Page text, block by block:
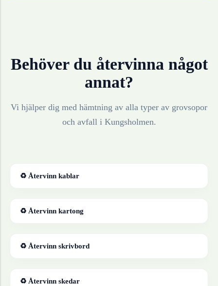
Behöver du återvinna något
annat?
Vi hjälper dig med hämtning av alla typer av grovsopor
och avfall i Kungsholmen.
♻ Återvinn kablar
♻ Återvinn kartong
♻ Återvinn skrivbord
♻ Återvinn skedar